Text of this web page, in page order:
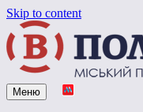
Skip to content
Vpoltave.info
Полтавский портал
Меню